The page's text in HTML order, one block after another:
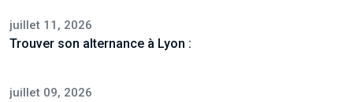
juillet 11, 2026
Trouver son alternance à Lyon :
juillet 09, 2026